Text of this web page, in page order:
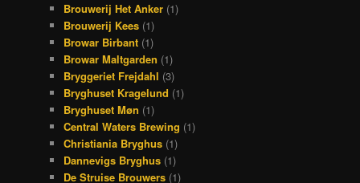
Brouwerij Het Anker (1)
Brouwerij Kees (1)
Browar Birbant (1)
Browar Maltgarden (1)
Bryggeriet Frejdahl (3)
Bryghuset Kragelund (1)
Bryghuset Møn (1)
Central Waters Brewing (1)
Christiania Bryghus (1)
Dannevigs Bryghus (1)
De Struise Brouwers (1)